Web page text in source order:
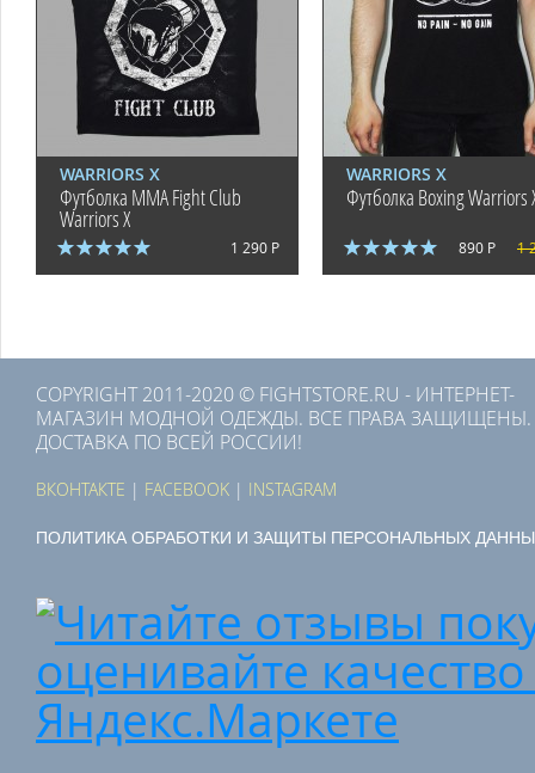
WARRIORS X
Футболка MMA Fight Club
Warriors X
1 290 Р
WARRIORS X
Футболка Boxing Warriors
890 Р 1
COPYRIGHT 2011-2020 © FIGHTSTORE.RU - ИНТЕРНЕТ-
МАГАЗИН МОДНОЙ ОДЕЖДЫ. ВСЕ ПРАВА ЗАЩИЩЕНЫ.
ДОСТАВКА ПО ВСЕЙ РОССИИ!
ВКОНТАКТЕ | FACEBOOK | INSTAGRAM
ПОЛИТИКА ОБРАБОТКИ И ЗАЩИТЫ ПЕРСОНАЛЬНЫХ